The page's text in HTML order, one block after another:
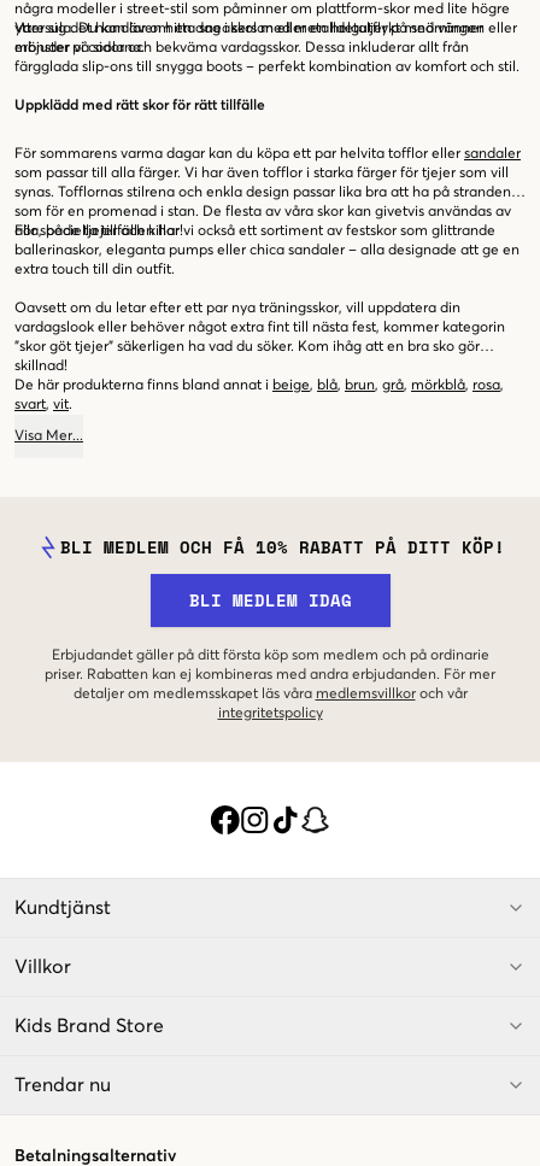
några modeller i street-stil som påminner om plattform-skor med lite högre
yttersula. Du kan även hitta sneakers med metalldetaljer på snörningen eller
mönster på sidorna.
Vare sig det handlar om en dag i skolan eller en helgutflykt med vänner
erbjuder vi coola och bekväma vardagsskor. Dessa inkluderar allt från
färgglada slip-ons till snygga boots – perfekt kombination av komfort och stil.
Uppklädd med rätt skor för rätt tillfälle
För sommarens varma dagar kan du köpa ett par helvita tofflor eller sandaler
som passar till alla färger. Vi har även tofflor i starka färger för tjejer som vill
synas. Tofflornas stilrena och enkla design passar lika bra att ha på stranden
som för en promenad i stan. De flesta av våra skor kan givetvis användas av
alla, både tjejer och killar!
För speciella tillfällen har vi också ett sortiment av festskor som glittrande
ballerinaskor, eleganta pumps eller chica sandaler – alla designade att ge en
extra touch till din outfit.
Oavsett om du letar efter ett par nya träningsskor, vill uppdatera din
vardagslook eller behöver något extra fint till nästa fest, kommer kategorin
"skor göt tjejer" säkerligen ha vad du söker. Kom ihåg att en bra sko gör
skillnad!
De här produkterna finns bland annat i beige, blå, brun, grå, mörkblå, rosa,
svart, vit.
Visa Mer...
BLI MEDLEM OCH FÅ 10% RABATT PÅ DITT KÖP!
BLI MEDLEM IDAG
Erbjudandet gäller på ditt första köp som medlem och på ordinarie
priser. Rabatten kan ej kombineras med andra erbjudanden. För mer
detaljer om medlemsskapet läs våra medlemsvillkor och vår
integritetspolicy
Kundtjänst
Villkor
Kids Brand Store
Trendar nu
Betalningsalternativ